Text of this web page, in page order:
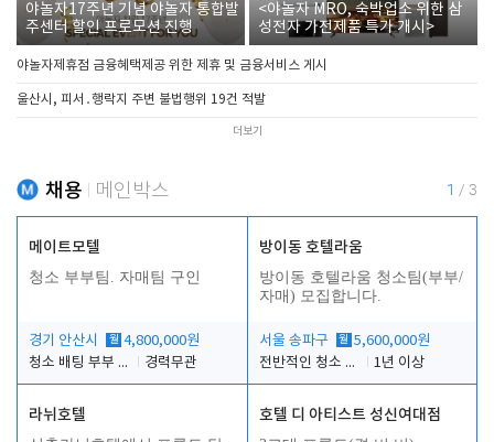
야놀자17주년 기념 야놀자 통합발
주센터 할인 프로모션 진행
<야놀자 MRO, 숙박업소 위한 삼
성전자 가전제품 특가 개시>
야놀자제휴점 금융혜택제공 위한 제휴 및 금융서비스 게시
울산시, 피서․행락지 주변 불법행위 19건 적발
더보기
채용 메인박스 1 / 3
메이트모텔
청소 부부팀. 자매팀 구인
경기 안산시 월 4,800,000원
청소 배팅 부부 구합니다
경력무관
방이동 호텔라움
방이동 호텔라움 청소팀(부부/
자매) 모집합니다.
서울 송파구 월 5,600,000원
전반적인 청소 업무(객실청소.객실정리)
1년 이상
라뉘호텔 호텔 디 아티스트 성신여대점